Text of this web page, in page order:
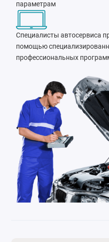
параметрам
Специалисты автосервиса
помощью
профессиональных